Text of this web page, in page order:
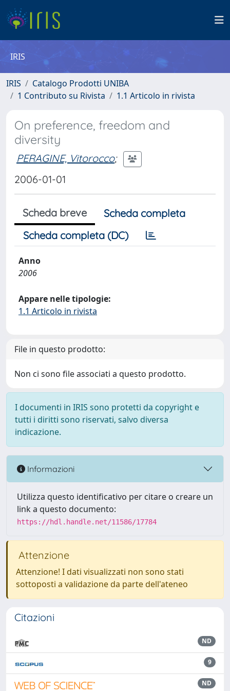
IRIS
IRIS
Catalogo Prodotti UNIBA
1 Contributo su Rivista
1.1 Articolo in rivista
On preference, freedom and
diversity
PERAGINE, Vitorocco;
2006-01-01
Scheda breve
Scheda completa
Scheda completa (DC)
Anno
2006
Appare nelle tipologie:
1.1 Articolo in rivista
File in questo prodotto:
Non ci sono file associati a questo prodotto.
I documenti in IRIS sono protetti da copyright e
tutti i diritti sono riservati, salvo diversa
indicazione.
Informazioni
Utilizza questo identificativo per citare o creare un
link a questo documento:
https://hdl.handle.net/11586/17784
Attenzione
Attenzione! I dati visualizzati non sono stati
sottoposti a validazione da parte dell'ateneo
Citazioni
ND
9
ND